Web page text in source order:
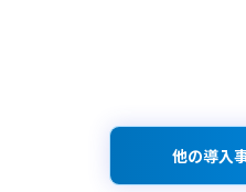
他の導入